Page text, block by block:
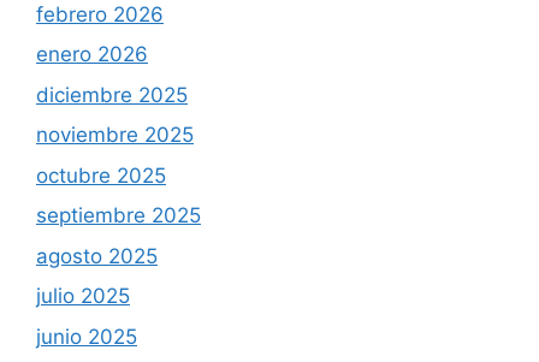
febrero 2026
enero 2026
diciembre 2025
noviembre 2025
octubre 2025
septiembre 2025
agosto 2025
julio 2025
junio 2025